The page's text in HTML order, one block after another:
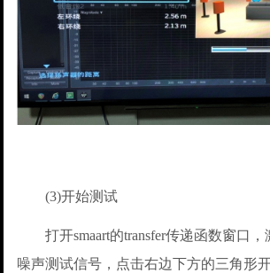
(3)开始测试
打开smaart的transfer传递函数窗口，
噪声测试信号，点击右边下方的三角形